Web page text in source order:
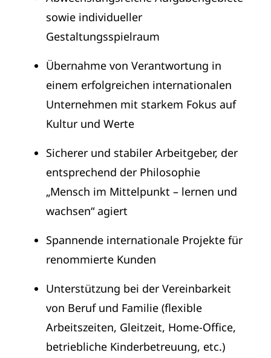
sowie individueller
Gestaltungsspielraum
Übernahme von Verantwortung in
einem erfolgreichen internationalen
Unternehmen mit starkem Fokus auf
Kultur und Werte
Sicherer und stabiler Arbeitgeber, der
entsprechend der Philosophie
„Mensch im Mittelpunkt – lernen und
wachsen“ agiert
Spannende internationale Projekte für
renommierte Kunden
Unterstützung bei der Vereinbarkeit
von Beruf und Familie (flexible
Arbeitszeiten, Gleitzeit, Home-Office,
betriebliche Kinderbetreuung, etc.)